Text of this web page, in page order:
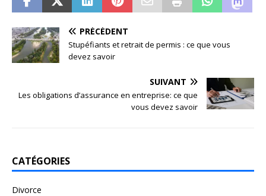
PRÉCÉDENT
Stupéfiants et retrait de permis : ce que vous
devez savoir
SUIVANT
Les obligations d’assurance en entreprise: ce que
vous devez savoir
CATÉGORIES
Divorce